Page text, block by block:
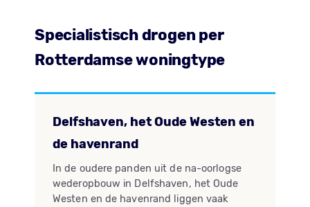
Specialistisch drogen per
Rotterdamse woningtype
Delfshaven, het Oude Westen en
de havenrand
In de oudere panden uit de na-oorlogse
wederopbouw in Delfshaven, het Oude
Westen en de havenrand liggen vaak